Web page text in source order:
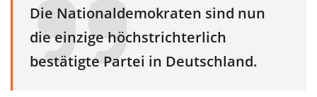
Die Nationaldemokraten sind nun
die einzige höchstrichterlich
bestätigte Partei in Deutschland.